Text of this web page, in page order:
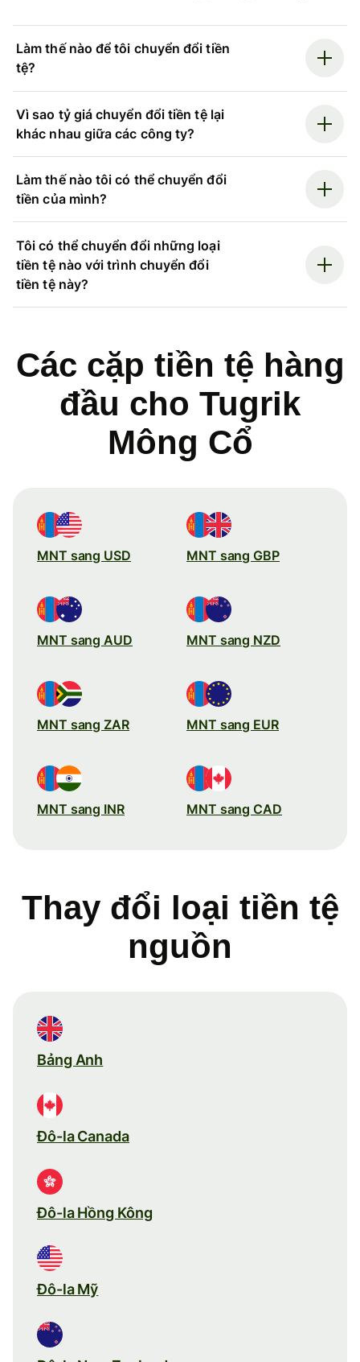
Làm thế nào để tôi chuyển đổi tiền
tệ?
Vì sao tỷ giá chuyển đổi tiền tệ lại
khác nhau giữa các công ty?
Làm thế nào tôi có thể chuyển đổi
tiền của mình?
Tôi có thể chuyển đổi những loại
tiền tệ nào với trình chuyển đổi
tiền tệ này?
Các cặp tiền tệ hàng
đầu cho Tugrik
Mông Cổ
MNT sang USD MNT sang GBP
MNT sang AUD MNT sang NZD
MNT sang ZAR MNT sang EUR
MNT sang INR MNT sang CAD
Thay đổi loại tiền tệ
nguồn
Bảng Anh
Đô-la Canada
Đô-la Hồng Kông
Đô-la Mỹ